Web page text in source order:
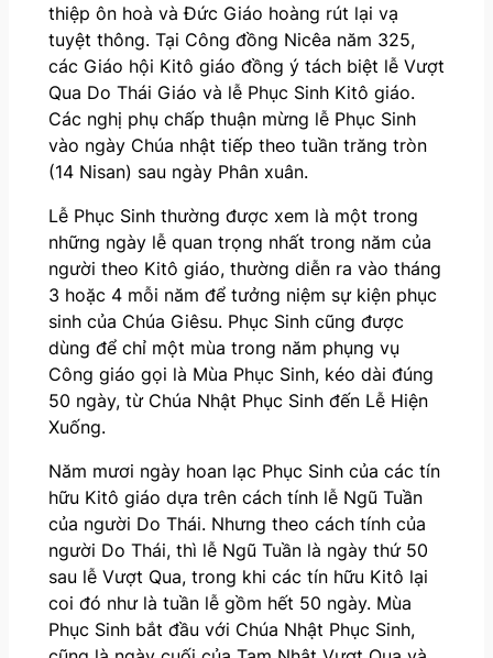
thiệp ôn hoà và Đức Giáo hoàng rút lại vạ
tuyệt thông. Tại Công đồng Nicêa năm 325,
các Giáo hội Kitô giáo đồng ý tách biệt lễ Vượt
Qua Do Thái Giáo và lễ Phục Sinh Kitô giáo.
Các nghị phụ chấp thuận mừng lễ Phục Sinh
vào ngày Chúa nhật tiếp theo tuần trăng tròn
(14 Nisan) sau ngày Phân xuân.
Lễ Phục Sinh thường được xem là một trong
những ngày lễ quan trọng nhất trong năm của
người theo Kitô giáo, thường diễn ra vào tháng
3 hoặc 4 mỗi năm để tưởng niệm sự kiện phục
sinh của Chúa Giêsu. Phục Sinh cũng được
dùng để chỉ một mùa trong năm phụng vụ
Công giáo gọi là Mùa Phục Sinh, kéo dài đúng
50 ngày, từ Chúa Nhật Phục Sinh đến Lễ Hiện
Xuống.
Năm mươi ngày hoan lạc Phục Sinh của các tín
hữu Kitô giáo dựa trên cách tính lễ Ngũ Tuần
của người Do Thái. Nhưng theo cách tính của
người Do Thái, thì lễ Ngũ Tuần là ngày thứ 50
sau lễ Vượt Qua, trong khi các tín hữu Kitô lại
coi đó như là tuần lễ gồm hết 50 ngày. Mùa
Phục Sinh bắt đầu với Chúa Nhật Phục Sinh,